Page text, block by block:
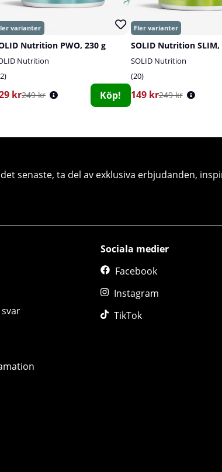
Nutrition PWO, 230 g
Nutrition
kr249 kr Köp!
SOLID Nutrition SLIM,
SOLID Nutrition
20
149 kr249 kr
senaste, ta del av exklusiva erbjudanden,
Sociala medier
Facebook
Instagram
TikTok